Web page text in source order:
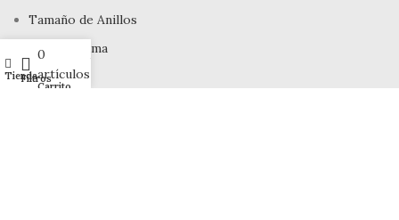
Tamaño de Anillos
Joyeros Lima
TiendaFiltros
0
artículos
Carrito
Mi cuenta